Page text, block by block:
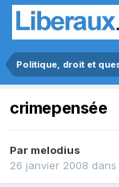
Politique, droit et
crimepensée
Par melodius
26 janvier 2008 dans